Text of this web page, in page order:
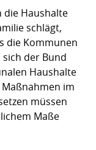
die Haushalte
schlägt,
die Kommunen
der Bund
Haushalte
im
müssen
Maße